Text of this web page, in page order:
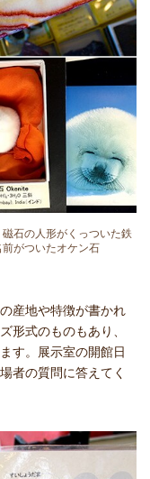
石の人形がくっついた鉄
がついたオケン石
産地や特徴が書かれ
形式のものもあり、
す。展示室の開館日
者の質問に答えてく